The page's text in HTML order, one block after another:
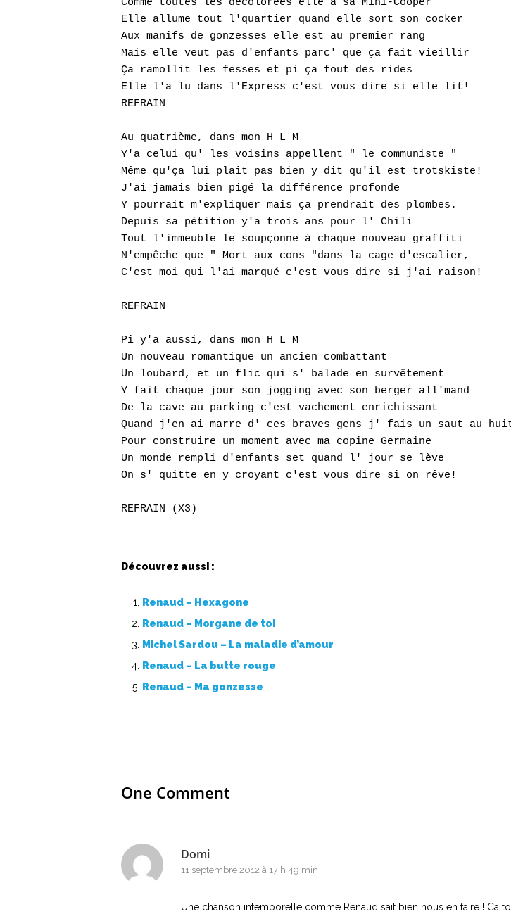
Comme toutes les décolorées elle a sa Mini-Cooper
Elle allume tout l'quartier quand elle sort son cocker
Aux manifs de gonzesses elle est au premier rang
Mais elle veut pas d'enfants parc' que ça fait vieillir
Ça ramollit les fesses et pi ça fout des rides
Elle l'a lu dans l'Express c'est vous dire si elle lit!
REFRAIN
Au quatrième, dans mon H L M
Y'a celui qu' les voisins appellent " le communiste "
Même qu'ça lui plaît pas bien y dit qu'il est trotskiste!
J'ai jamais bien pigé la différence profonde
Y pourrait m'expliquer mais ça prendrait des plombes.
Depuis sa pétition y'a trois ans pour l' Chili
Tout l'immeuble le soupçonne à chaque nouveau graffiti
N'empêche que " Mort aux cons "dans la cage d'escalier,
C'est moi qui l'ai marqué c'est vous dire si j'ai raison!
REFRAIN
Pi y'a aussi, dans mon H L M
Un nouveau romantique un ancien combattant
Un loubard, et un flic qui s' balade en survêtement
Y fait chaque jour son jogging avec son berger all'mand
De la cave au parking c'est vachement enrichissant
Quand j'en ai marre d' ces braves gens j' fais un saut au
Pour construire un moment avec ma copine Germaine
Un monde rempli d'enfants set quand l' jour se lève
On s' quitte en y croyant c'est vous dire si on rêve!
Découvrez aussi :
Renaud – Hexagone
Renaud – Morgane de toi
Michel Sardou – La maladie d’amour
Renaud – La butte rouge
Renaud – Ma gonzesse
One Comment
Domi
11 septembre 2012 à 17 h 49 min
Une chanson intemporelle comme Renaud sait bien nous en faire ! Ca